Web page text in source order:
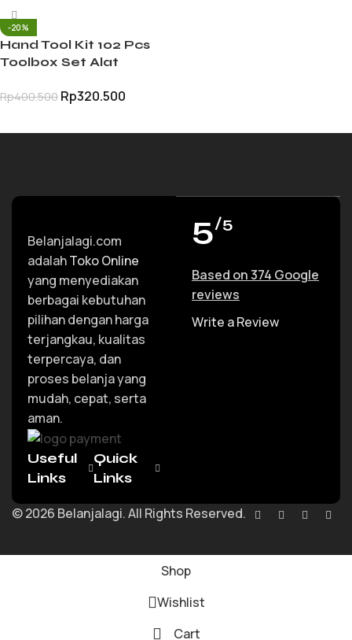
-20%
Hand Tool Kit 102 Pcs
Toolbox Set Alat
Serbaguna Rumah
Rp400.500 Rp320.500
Belanjalagi.com
adalahToko Online
yang menyediakan
berbagai kebutuhan
pilihan dengan harga
terjangkau, kualitas
terpercaya, dan
proses belanja yang
mudah, cepat, serta
aman.
Useful
Links
Quick
Links
5/5
Based on 374 Google
reviews
Write a Review
© 2026 Belanjalagi. All Rights Reserved.
Shop
Wishlist
Cart